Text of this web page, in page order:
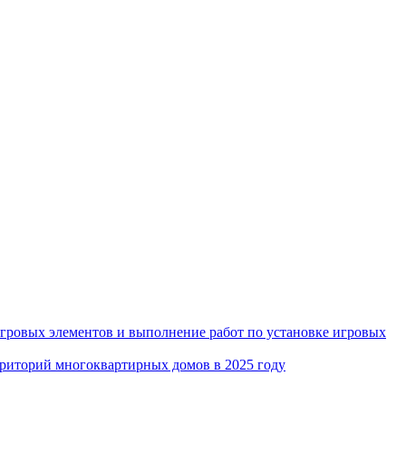
элементов и выполнение работ по установке игровых
многоквартирных домов в 2025 году